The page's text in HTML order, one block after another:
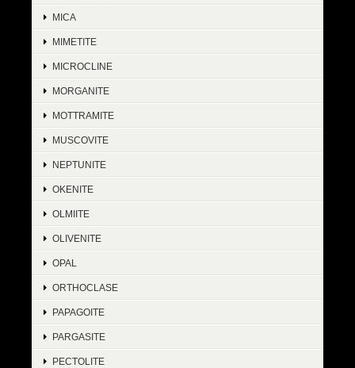
MICA
MIMETITE
MICROCLINE
MORGANITE
MOTTRAMITE
MUSCOVITE
NEPTUNITE
OKENITE
OLMIITE
OLIVENITE
OPAL
ORTHOCLASE
PAPAGOITE
PARGASITE
PECTOLITE